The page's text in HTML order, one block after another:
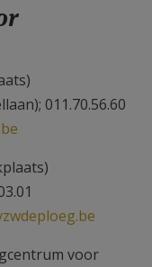
011.70.56.60
voor